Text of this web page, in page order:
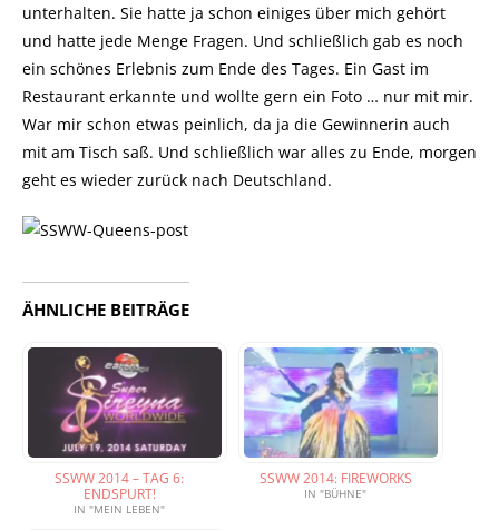
unterhalten. Sie hatte ja schon einiges über mich gehört
und hatte jede Menge Fragen. Und schließlich gab es noch
ein schönes Erlebnis zum Ende des Tages. Ein Gast im
Restaurant erkannte und wollte gern ein Foto … nur mit mir.
War mir schon etwas peinlich, da ja die Gewinnerin auch
mit am Tisch saß. Und schließlich war alles zu Ende, morgen
geht es wieder zurück nach Deutschland.
ÄHNLICHE BEITRÄGE
SSWW 2014 – TAG 6:
ENDSPURT!
IN "MEIN LEBEN"
SSWW 2014: FIREWORKS
IN "BÜHNE"